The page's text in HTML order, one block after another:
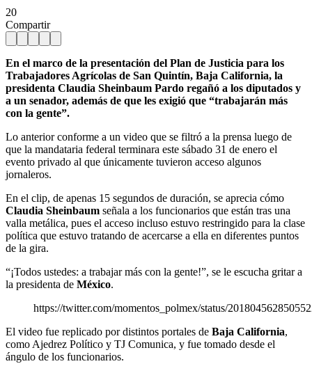
20
Compartir
En el marco de la presentación del Plan de Justicia para los
Trabajadores Agrícolas de San Quintín, Baja California, la
presidenta Claudia Sheinbaum Pardo regañó a los diputados y
a un senador, además de que les exigió que “trabajarán más
con la gente”.
Lo anterior conforme a un video que se filtró a la prensa luego de
que la mandataria federal terminara este sábado 31 de enero el
evento privado al que únicamente tuvieron acceso algunos
jornaleros.
En el clip, de apenas 15 segundos de duración, se aprecia cómo
Claudia Sheinbaum señala a los funcionarios que están tras una
valla metálica, pues el acceso incluso estuvo restringido para la clase
política que estuvo tratando de acercarse a ella en diferentes puntos
de la gira.
“¡Todos ustedes: a trabajar más con la gente!”, se le escucha gritar a
la presidenta de México.
https://twitter.com/momentos_polmex/status/
El video fue replicado por distintos portales de Baja California,
como Ajedrez Político y TJ Comunica, y fue tomado desde el
ángulo de los funcionarios.